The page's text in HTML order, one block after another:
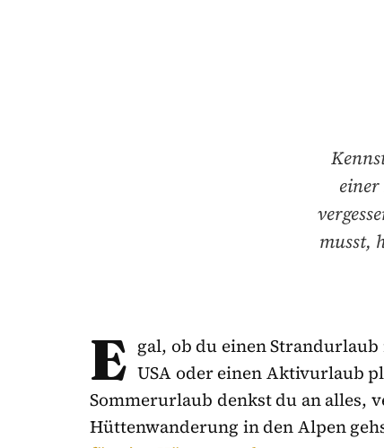
einer
musst,
E gal, ob du einen
USA oder einen Aktivurlaub
Sommerurlaub denkst du an alles,
Hüttenwanderung in den Alpen